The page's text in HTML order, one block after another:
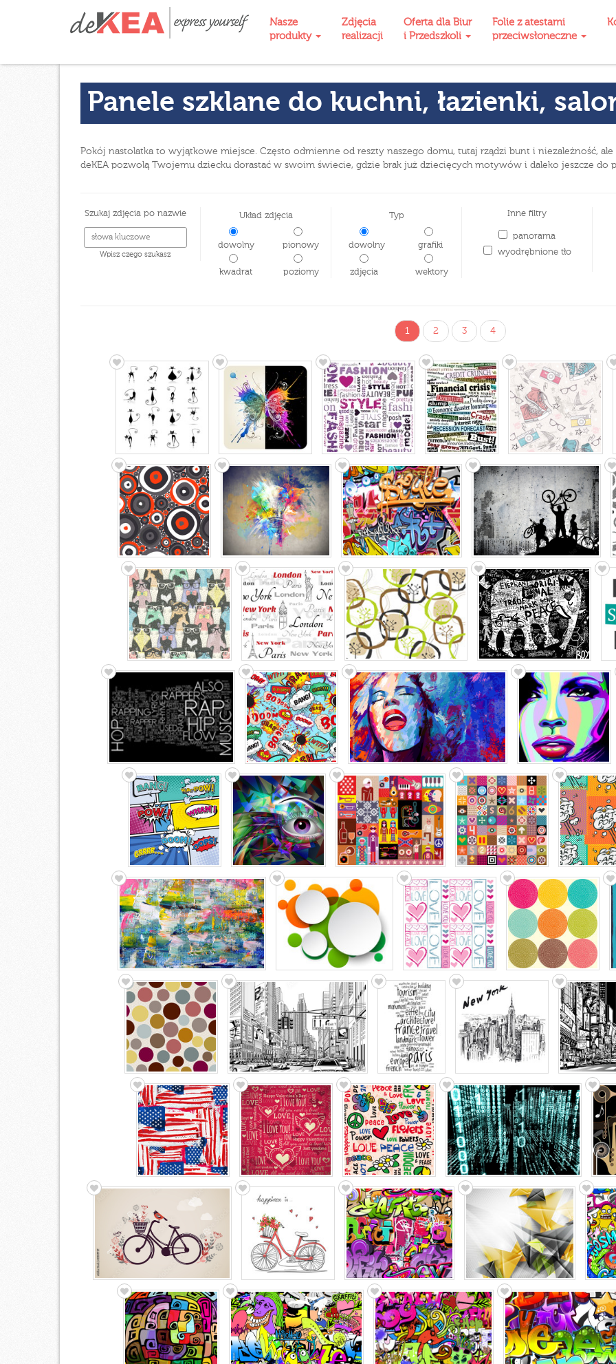
Nasze
produkty
Zdjęcia
realizacji
Oferta dla Biur
i Przedszkoli
Folie z atestami
przeciwsłoneczne
Panele szklane do kuchni, łazienki,
Pokój nastolatka to wyjątkowe miejsce. Często odmienne od reszty naszego domu, tutaj rządzi bunt i niezależność,
deKEA pozwolą Twojemu dziecku dorastać w swoim świecie, gdzie brak już dziecięcych motywów i daleko jeszcze do
Szukaj zdjęcia po nazwie
Wpisz czego szukasz
Układ zdjęcia
dowolny
kwadrat
pionowy
poziomy
Typ
dowolny
zdjęcia
grafiki
wektory
Inne filtry
panorama
wyodrębnione tło
1 2 3 4